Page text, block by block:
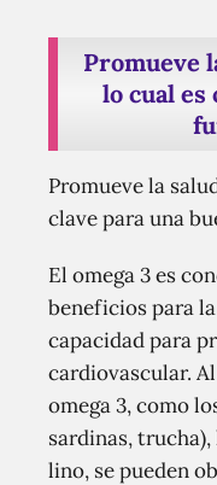
Promueve
lo cual es
Promueve la
clave para una
El omega 3 es
beneficios para
capacidad para
cardiovascular.
omega 3, como
sardinas, trucha),
lino, se pueden